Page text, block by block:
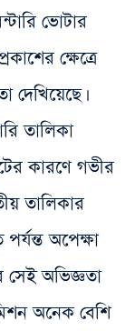
ভোটার
ক্ষেত্রে
দেখিয়েছে।
তালিকা
কারণে গভীর
তালিকার
অপেক্ষা
সেই অভিজ্ঞতা
অনেক বেশি